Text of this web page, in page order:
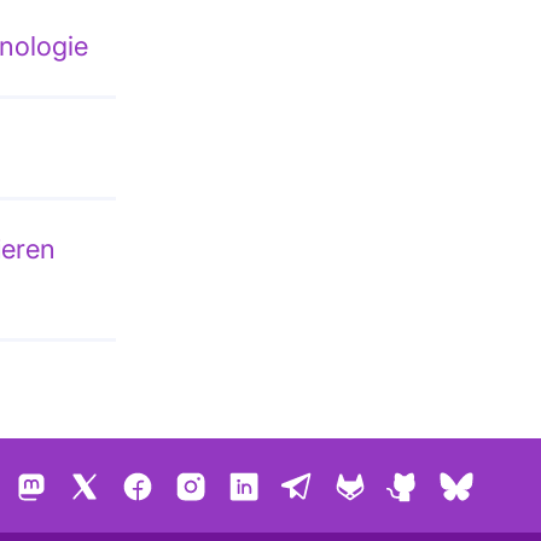
Mastodon FacebookInstagramLinkedInTelegram
GitLab GitHub